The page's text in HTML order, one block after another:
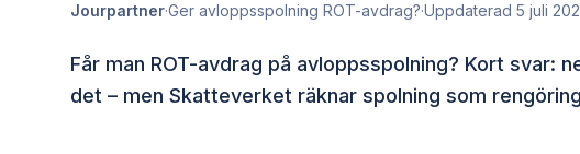
Jourpartner·Ger avloppsspolning ROT-avdrag?·Uppdaterad 5 juli
Får man ROT-avdrag på avloppsspolning? Kort svar:
det – men Skatteverket räknar spolning som